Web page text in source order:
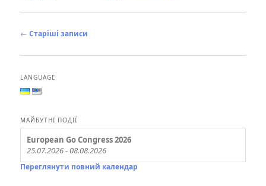
Навігація
записах
← Старіші записи
LANGUAGE
МАЙБУТНІ ПОДІЇ
European Go Congress 2026
25.07.2026 - 08.08.2026
Переглянути повний календар